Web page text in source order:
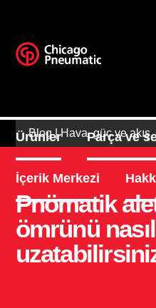
Ürünler Parça ve
İçerik Merkezi
Blog | Hava, güç ve akış
Pnömatik
ömrünü nasıl